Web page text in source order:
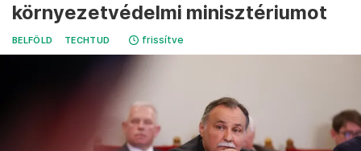
környezetvédelmi minisztériumot
BELFÖLD TECHTUD frissítve